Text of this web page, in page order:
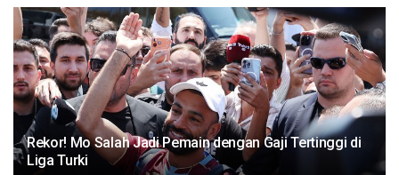
Rekor! Mo Salah Jadi Pemain dengan Gaji Tertinggi di
Liga Turki